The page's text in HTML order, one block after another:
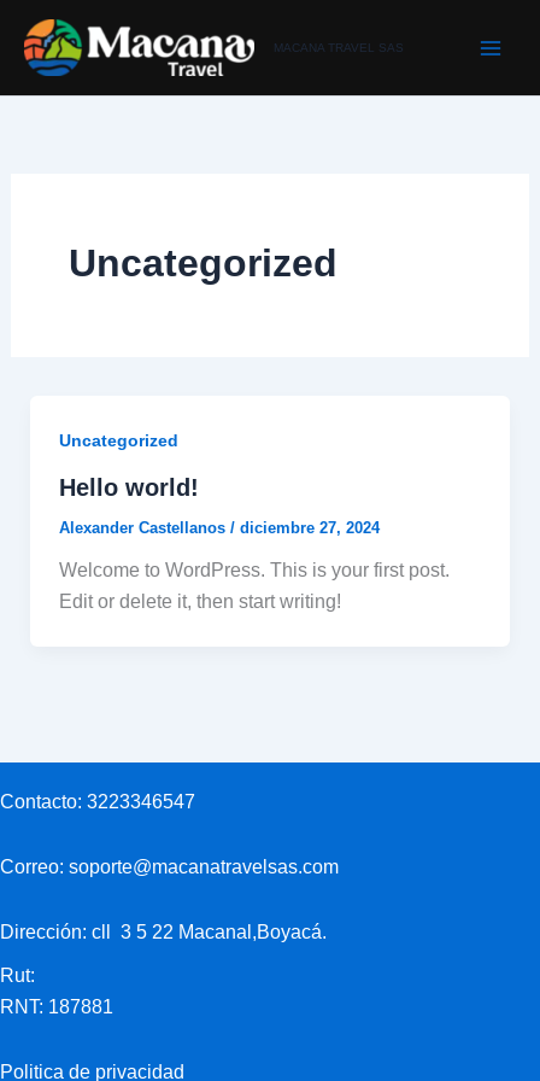
contenido
MACANA TRAVEL SAS
Uncategorized
Uncategorized
Hello world!
Alexander Castellanos / diciembre 27, 2024
Welcome to WordPress. This is your first post.
Edit or delete it, then start writing!
Contacto: 3223346547
Correo: soporte@macanatravelsas.com
Dirección: cll 3 5 22 Macanal,Boyacá.
Rut:
RNT: 187881
Politica de privacidad